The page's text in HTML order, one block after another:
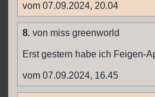
vom 07.09.2024, 20.04
8. von miss greenworld
Erst gestern habe ich Feigen-
vom 07.09.2024, 16.45